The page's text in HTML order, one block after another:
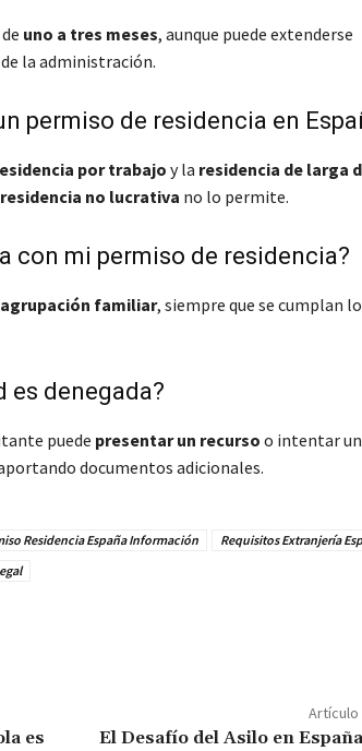
uno a tres meses, aunque puede extenderse
la administración.
permiso de residencia en
por trabajoy la residencia de larga
residencia no lucrativa no lo permite.
con mi permiso de residencia?
familiar, siempre que se cumplan
es denegada?
puede presentar un recurso o intentar
documentos adicionales.
Residencia España Información
Requisitos Extranjería
es
El Desafío del Asilo en